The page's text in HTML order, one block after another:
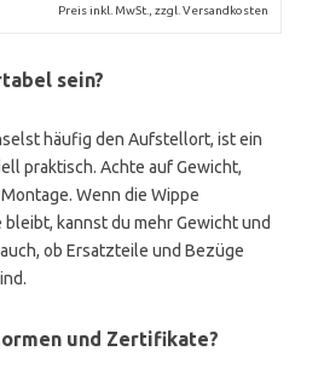
Preis inkl. MwSt., zzgl. Versandkosten
sein?
häufig den Aufstellort, ist ein
praktisch. Achte auf Gewicht,
Wenn die Wippe
kannst du mehr Gewicht und
ob Ersatzteile und Bezüge
und Zertifikate?